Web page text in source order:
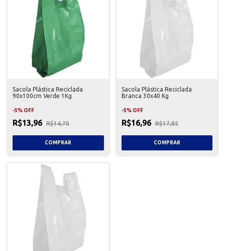
Sacola Plástica Reciclada
90x100cm Verde 1Kg
-5% OFF
R$13,96 R$14,70
Sacola Plástica Reciclada
Branca 30x40 Kg
-5% OFF
R$16,96 R$17,85